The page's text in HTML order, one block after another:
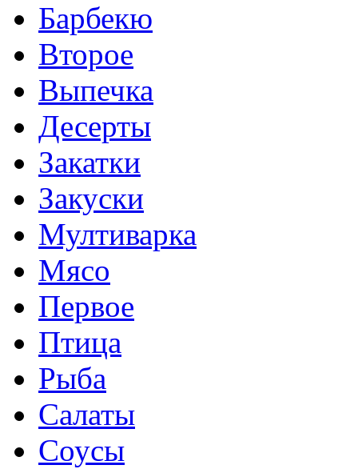
Барбекю
Второе
Выпечка
Десерты
Закатки
Закуски
Мултиварка
Мясо
Первое
Птица
Рыба
Салаты
Соусы